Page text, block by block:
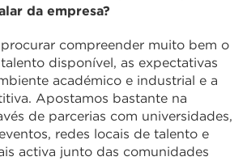
da empresa?
compreender muito bem o
disponível, as expectativas
académico e industrial e a
Apostamos bastante na
de parcerias com universidades,
redes locais de talento e
activa junto das comunidades